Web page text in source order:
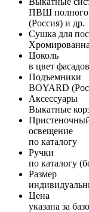
ПВШ полного
(Россия) и др.
Сушка для
Цоколь
в цвет
Подъемники
BOYARD
Аксессуары
Выкатные
освещение
по каталогу
Ручки
по каталогу
Размер
Цена
указана за